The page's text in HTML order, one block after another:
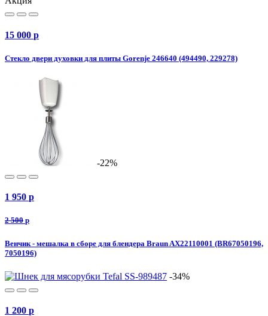
15 000 p
Стекло двери духовки для плиты Gorenje 246640 (494490, 229278)
-22%
1 950 p
2 500 p
Венчик - мешалка в сборе для блендера Braun AX22110001 (BR67050196,
7050196)
-34%
1 200 p